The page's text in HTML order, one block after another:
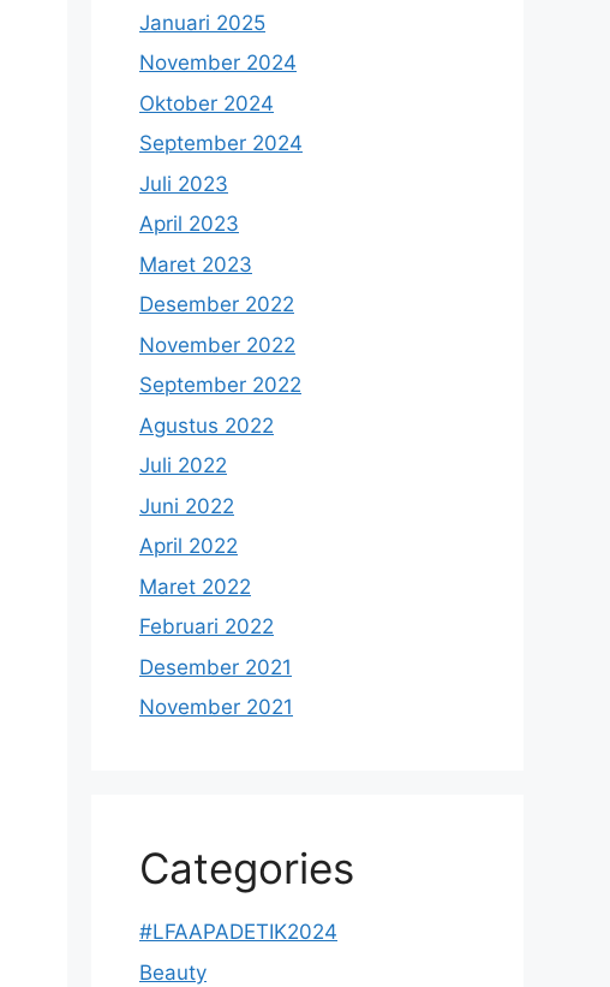
Januari 2025
November 2024
Oktober 2024
September 2024
Juli 2023
April 2023
Maret 2023
Desember 2022
November 2022
September 2022
Agustus 2022
Juli 2022
Juni 2022
April 2022
Maret 2022
Februari 2022
Desember 2021
November 2021
Categories
#LFAAPADETIK2024
Beauty